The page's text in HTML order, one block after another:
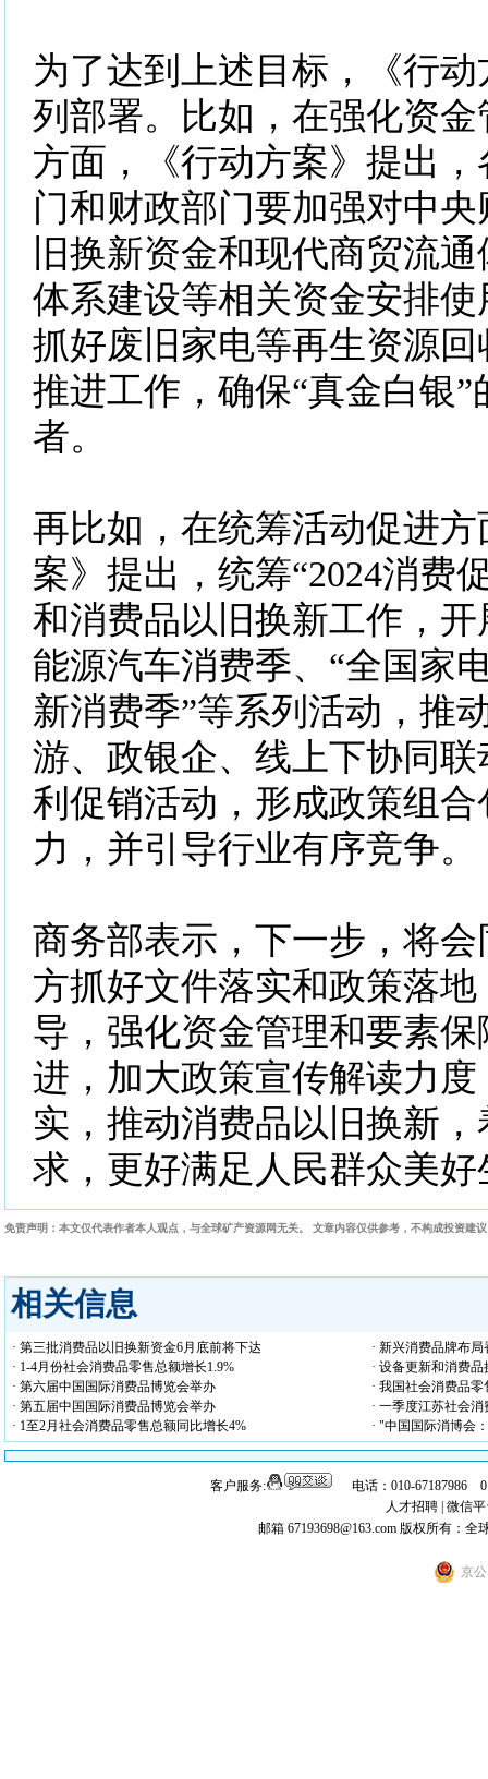
为了达到上述目标，《行
列部署。比如，在强化资
方面，《行动方案》提出
门和财政部门要加强对中
旧换新资金和现代商贸流
体系建设等相关资金安排
抓好废旧家电等再生资源
推进工作，确保“真金白银
者。
再比如，在统筹活动促进
案》提出，统筹“2024消费
和消费品以旧换新工作，开
能源汽车消费季、“全国家
新消费季”等系列活动，推
游、政银企、线上下协同
利促销活动，形成政策组
力，并引导行业有序竞争。
商务部表示，下一步，将
方抓好文件落实和政策落
导，强化资金管理和要素
进，加大政策宣传解读力
实，推动消费品以旧换新
求，更好满足人民群众美
免责声明：本文仅代表作者本人观点，与全球矿产资源网无关。 文章内容仅供参考，不构成投资建
相关信息
· 第三批消费品以旧换新资金6月底前将下达
· 新兴消费品牌布
· 1-4月份社会消费品零售总额增长1.9%
· 设备更新和消费
· 第六届中国国际消费品博览会举办
· 我国社会消费品
· 第五届中国国际消费品博览会举办
· 一季度江苏社会
· 1至2月社会消费品零售总额同比增长4%
· "中国国际消博会
客户服务:
电话：010-67187986
人才招聘 微信
邮箱 67193698@163.com 版权所有：全
京公